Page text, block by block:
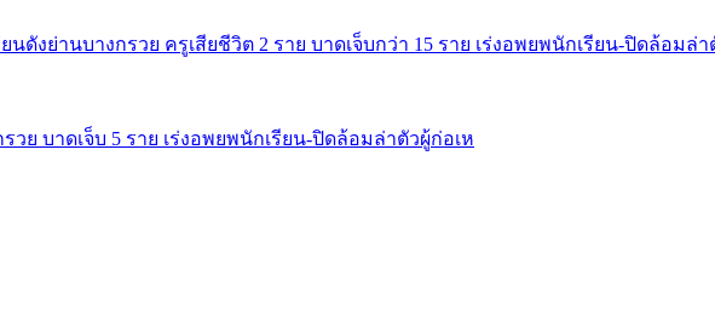
ดังย่านบางกรวย ครูเสียชีวิต 2 ราย บาดเจ็บกว่า 15 ราย เร่งอพยพนักเรียน-ปิดล้อมล่า
วย บาดเจ็บ 5 ราย เร่งอพยพนักเรียน-ปิดล้อมล่าตัวผู้ก่อเห